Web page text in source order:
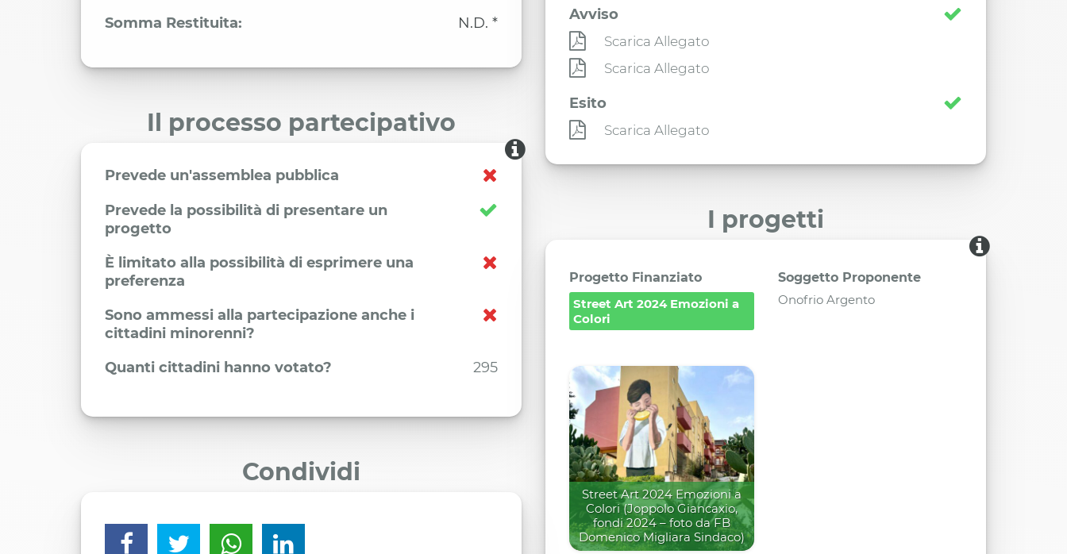
Somma Restituita:
N.D. * Avviso
Scarica Allegato
Scarica Allegato
Esito
Scarica Allegato
Il processo partecipativo
Prevede un'assemblea pubblica
Prevede la possibilità di presentare un
progetto
È limitato alla possibilità di esprimere una
preferenza
Sono ammessi alla partecipazione anche i
cittadini minorenni?
Quanti cittadini hanno votato?
295
I progetti
Progetto Finanziato
Soggetto Proponente
Street Art 2024 Emozioni a
Colori
Onofrio Argento
Street Art 2024 Emozioni a
Colori (Joppolo Giancaxio,
fondi 2024 – foto da FB
Domenico Migliara Sindaco)
Condividi